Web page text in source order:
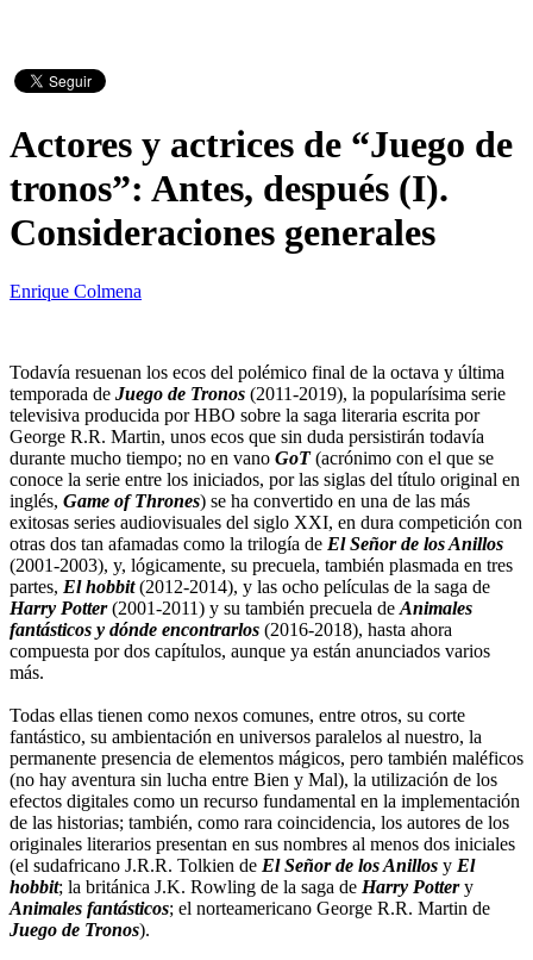
Actores y actrices de “Juego de
tronos”: Antes, después (I).
Consideraciones generales
Enrique Colmena
Todavía resuenan los ecos del polémico final de la octava y última
temporada de Juego de Tronos (2011-2019), la popularísima serie
televisiva producida por HBO sobre la saga literaria escrita por
George R.R. Martin, unos ecos que sin duda persistirán todavía
durante mucho tiempo; no en vano GoT (acrónimo con el que se
conoce la serie entre los iniciados, por las siglas del título original en
inglés, Game of Thrones) se ha convertido en una de las más
exitosas series audiovisuales del siglo XXI, en dura competición con
otras dos tan afamadas como la trilogía de El Señor de los Anillos
(2001-2003), y, lógicamente, su precuela, también plasmada en tres
partes, El hobbit(2012-2014), y las ocho películas de la saga de
Harry Potter(2001-2011) y su también precuela de Animales
fantásticos y dónde encontrarlos (2016-2018), hasta ahora
compuesta por dos capítulos, aunque ya están anunciados varios
más.
Todas ellas tienen como nexos comunes, entre otros, su corte
fantástico, su ambientación en universos paralelos al nuestro, la
permanente presencia de elementos mágicos, pero también maléficos
(no hay aventura sin lucha entre Bien y Mal), la utilización de los
efectos digitales como un recurso fundamental en la implementación
de las historias; también, como rara coincidencia, los autores de los
originales literarios presentan en sus nombres al menos dos iniciales
(el sudafricano J.R.R. Tolkien de El Señor de los Anillos y El
hobbit; la británica J.K. Rowling de la saga de Harry Pottery
Animales fantásticos; el norteamericano George R.R. Martin de
Juego de Tronos).